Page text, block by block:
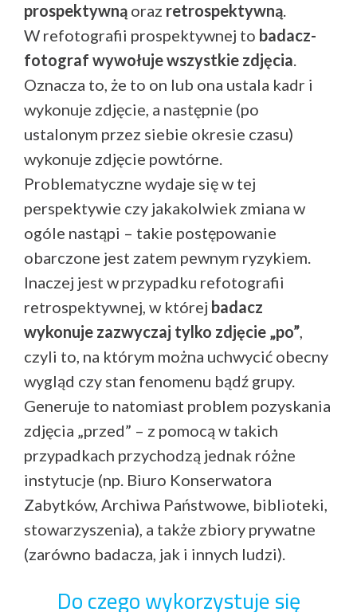
prospektywną oraz retrospektywną.
W refotografii prospektywnej to badacz-
fotograf wywołuje wszystkie zdjęcia.
Oznacza to, że to on lub ona ustala kadr i
wykonuje zdjęcie, a następnie (po
ustalonym przez siebie okresie czasu)
wykonuje zdjęcie powtórne.
Problematyczne wydaje się w tej
perspektywie czy jakakolwiek zmiana w
ogóle nastąpi – takie postępowanie
obarczone jest zatem pewnym ryzykiem.
Inaczej jest w przypadku refotografii
retrospektywnej, w której badacz
wykonuje zazwyczaj tylko zdjęcie „po”,
czyli to, na którym można uchwycić obecny
wygląd czy stan fenomenu bądź grupy.
Generuje to natomiast problem pozyskania
zdjęcia „przed” – z pomocą w takich
przypadkach przychodzą jednak różne
instytucje (np. Biuro Konserwatora
Zabytków, Archiwa Państwowe, biblioteki,
stowarzyszenia), a także zbiory prywatne
(zarówno badacza, jak i innych ludzi).
Do czego wykorzystuje się